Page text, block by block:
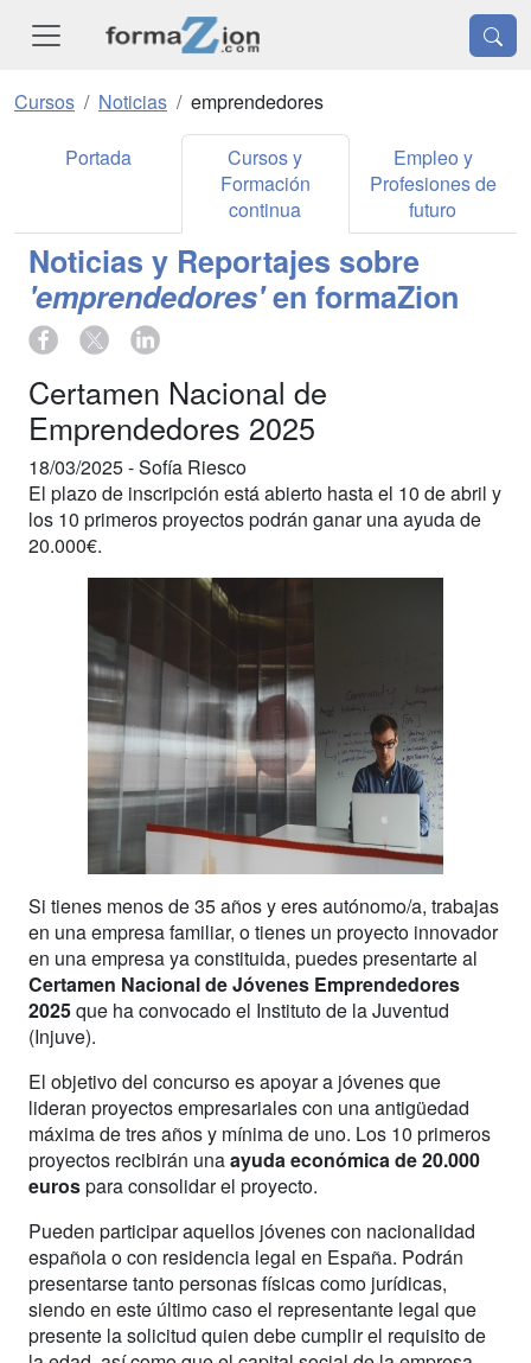
Cursos Noticias emprendedores
Portada
Cursos y
Formación
continua
Empleo y
Profesiones de
futuro
Noticias y Reportajes sobre
'emprendedores'en formaZion
Certamen Nacional de
Emprendedores 2025
18/03/2025 -Sofía Riesco
El plazo de inscripción está abierto hasta el 10 de abril y
los 10 primeros proyectos podrán ganar una ayuda de
20.000€.
Si tienes menos de 35 años y eres autónomo/a, trabajas
en una empresa familiar, o tienes un proyecto innovador
en una empresa ya constituida, puedes presentarte al
Certamen Nacional de Jóvenes Emprendedores
2025que ha convocado el Instituto de la Juventud
(Injuve).
El objetivo del concurso es apoyar a jóvenes que
lideran proyectos empresariales con una antigüedad
máxima de tres años y mínima de uno. Los 10 primeros
proyectos recibirán unaayuda económica de 20.000
eurospara consolidar el proyecto.
Pueden participar aquellos jóvenes con nacionalidad
española o con residencia legal en España. Podrán
presentarse tanto personas físicas como jurídicas,
siendo en este último caso el representante legal que
presente la solicitud quien debe cumplir el requisito de